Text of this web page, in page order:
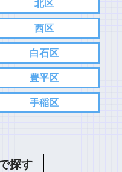
北区
西区
白石区
豊平区
手稲区
探す